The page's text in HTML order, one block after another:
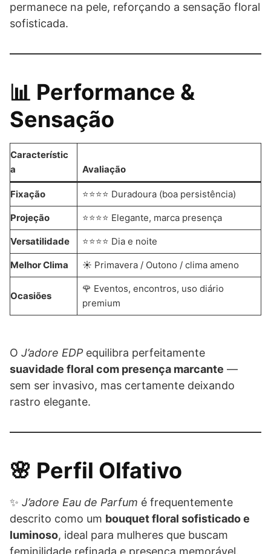
permanece na pele, reforçando a sensação floral
sofisticada.
📊 Performance &
Sensação
Característic
a
Avaliação
Fixação ⭐⭐⭐⭐ Duradoura (boa persistência)
Projeção ⭐⭐⭐⭐ Elegante, marca presença
Versatilidade ⭐⭐⭐⭐ Dia e noite
Melhor Clima ☀️ Primavera / Outono / clima ameno
Ocasiões
🌹 Eventos, encontros, uso diário
premium
O J’adore EDP equilibra perfeitamente
suavidade floral com presença marcante —
sem ser invasivo, mas certamente deixando
rastro elegante.
🌸 Perfil Olfativo
✨ J’adore Eau de Parfum é frequentemente
descrito como um bouquet floral sofisticado e
luminoso, ideal para mulheres que buscam
feminilidade refinada e presença memorável.